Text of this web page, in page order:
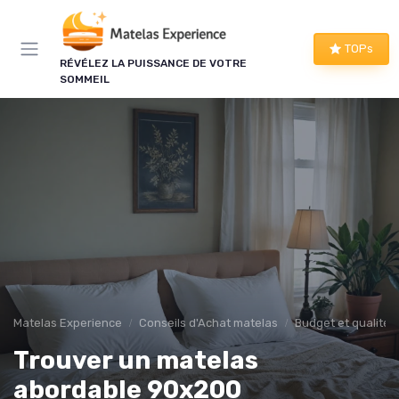
RÉVÉLEZ LA PUISSANCE DE VOTRE
SOMMEIL
TOPs
Matelas Experience Conseils d'Achat matelas Budget et qualité
Trouver un matelas
abordable 90x200
×
LE CLUB MATELAS EXPERIENCE
Mieux dormir, ça commence
Une à deux fois par semaine, les bons plans literie
que nous avons vérifiés, nos tests en avant-
première et les conseils qui ne tiennent pas dans
Bons plans vérifiés
Tests en avant-première
Conseils pratiques Nouveautés filtrées
Panneau de gestion des cookies